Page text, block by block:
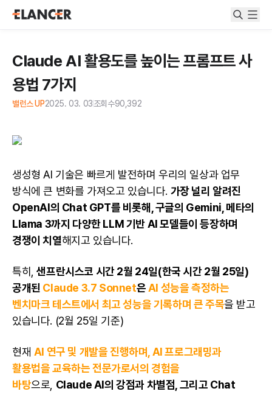
Claude AI 활용도를 높이는 프롬프트 사
용법 7가지
밸런스 UP2025. 03. 03조회수90,392
생성형 AI 기술은 빠르게 발전하며 우리의 일상과 업무
방식에 큰 변화를 가져오고 있습니다. 가장 널리 알려진
OpenAI의 Chat GPT를 비롯해, 구글의 Gemini , 메타의
Llama 3까지 다양한LLM기반 AI 모델들이 등장하며
경쟁이 치열해지고 있습니다.
특히,샌프란시스코 시간 2월 24일(한국 시간 2월 25일)
공개된 Claude 3.7 Sonnet은AI 성능을 측정하는
벤치마크 테스트에서 최고 성능을 기록하며 큰 주목을 받고
있습니다. (2월 25일 기준)
현재 AI 연구 및 개발을 진행하며, AI 프로그래밍과
활용법을 교육하는 전문가로서의 경험을
바탕으로, Claude AI의 강점과 차별점, 그리고 Chat